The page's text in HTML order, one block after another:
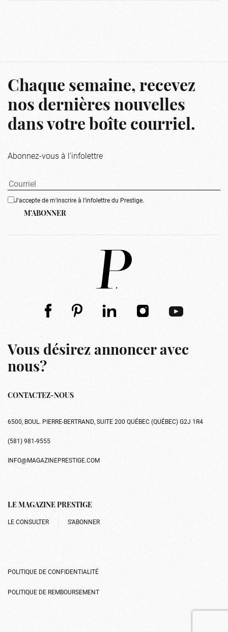
Chaque semaine, recevez
nos dernières nouvelles
dans votre boîte courriel.
Abonnez-vous à l'infolettre
J'accepte de m'inscrire à l'infolettre du Prestige.
M'ABONNER
Vous désirez annoncer avec
nous?
CONTACTEZ-NOUS
6500, BOUL. PIERRE-BERTRAND, SUITE 200 QUÉBEC (QUÉBEC) G2J 1R4
(581) 981-9555
INFO@MAGAZINEPRESTIGE.COM
LE MAGAZINE PRESTIGE
LE CONSULTER S’ABONNER
POLITIQUE DE CONFIDENTIALITÉ
POLITIQUE DE REMBOURSEMENT